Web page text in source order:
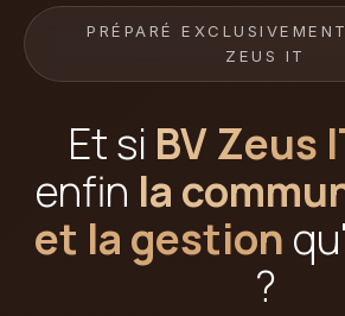
PRÉPARÉ
ZEUS IT
Et si BV Zeus
enfin la
et la gestion
?